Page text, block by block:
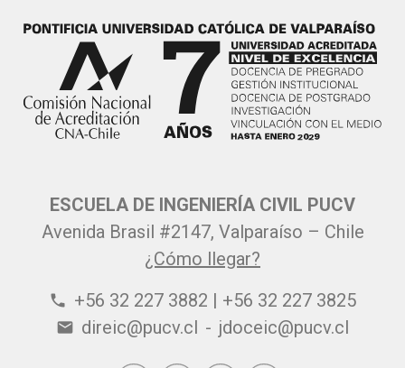
ESCUELA DE INGENIERÍA CIVIL PUCV
Avenida Brasil #2147, Valparaíso – Chile
¿Cómo llegar?
phone +56 32 227 3882 | +56 32 227 3825
email direic@pucv.cl - jdoceic@pucv.cl